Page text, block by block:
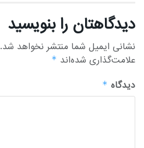
دیدگاهتان را بنویسید
نشانی ایمیل شما منتشر نخواهد شد.
علامت‌گذاری شده‌اند *
دیدگاه *